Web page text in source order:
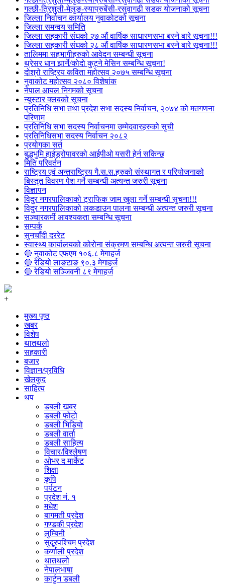
गल्छी-त्रिशुली-मेलुङ-स्याप्रुबेंसी-रसुवागढी सडक योजनाको सूचना
जिल्ला निर्वाचन कार्यालय नुवाकोटको सूचना
जिल्ला समन्वय समिति
जिल्ला सहकारी संघको २७ औं वार्षिक साधारणसभा बस्ने बारे सूचना!!!
जिल्ला सहकारी संघको २८ औं वार्षिक साधारणसभा बस्ने बारे सूचना!!!
तालिममा सहभागीहरुको आवेदन सम्बन्धी सूचना
थ्रेसर धान झार्ने/काेदाे कुट्ने मेसिन सम्बन्धि सूचना!
दोश्रो राष्ट्रिय कविता महोत्सव २०७५ सम्बन्धि सूचना
नुवाकोट महोत्सव २०८० विशेषांक
नेपाल आयल निगमको सूचना
न्यूस्टार क्लबको सूचना
प्रतिनिधि सभा तथा प्रदेश सभा सदस्य निर्वाचन, २०७४ को मतगणना
परिणाम
प्रतिनिधि सभा सदस्य निर्वाचनमा उम्मेदवारहरुको सुची
प्रतिनिधिसभा सदस्य निर्वाचन २०८२
प्रयोगका सर्त
बुद्धभुमि हाईड्रोपावरको आईपीओ यसरी हेर्न सकिन्छ
मिति परिवर्तन
राष्ट्रिय एवं अन्तराष्ट्रिय गै.स.स.हरुको संस्थागत र परियोजनाको
बिस्तृत विवरण पेश गर्ने सम्बन्धी अत्यन्त जरुरी सूचना
विज्ञापन
विदुर नगरपालिकाको ट्राफिक जाम खुला गर्ने सम्बन्धी सुचना!!!
विदुर नगरपालिकाको लकडाउन पालना सम्बन्धी अत्यन्त जरुरी सूचना
सञ्चारकर्मी आवश्यकता सम्बन्धि सूचना
सम्पर्क
सुनचाँदी दररेट
स्वास्थ्य कार्यालयको कोरोना संक्रमण सम्बन्धि अत्यन्त जरुरी सूचना
🔴 नुवाकोट एफएम १०६.८ मेगाहर्ज
🔴 रेडियो लाङटाङ ९०.३ मेगाहर्ज
🔴 रेडियो सञ्जिवनी ८९ मेगाहर्ज
+
मुख्य पृष्ठ
खबर
विशेष
थातथलो
सहकारी
बजार
विज्ञान/प्रविधि
खेलकुद
साहित्य
थप
डबली खबर
डबली फोटो
डबली भिडियो
डबली वार्ता
डबली साहित्य
विचार/विश्‍लेषण
ओभर द मार्केट
शिक्षा
कृषि
पर्यटन
प्रदेश नं. १
मधेश
बागमती प्रदेश
गण्डकी प्रदेश
लुम्बिनी
सुदूरपश्चिम प्रदेश
कर्णाली प्रदेश
थातथलो
नेपालभाषा
कार्टुन डबली